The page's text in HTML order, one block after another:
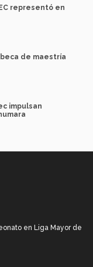
representó en
de maestría
impulsan
en Liga Mayor de